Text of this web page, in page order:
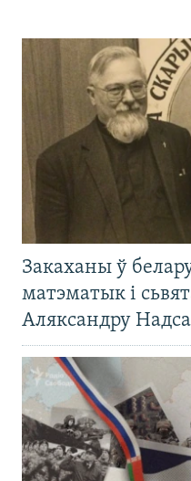
Закаханы ў
матэматык і
Аляксандру